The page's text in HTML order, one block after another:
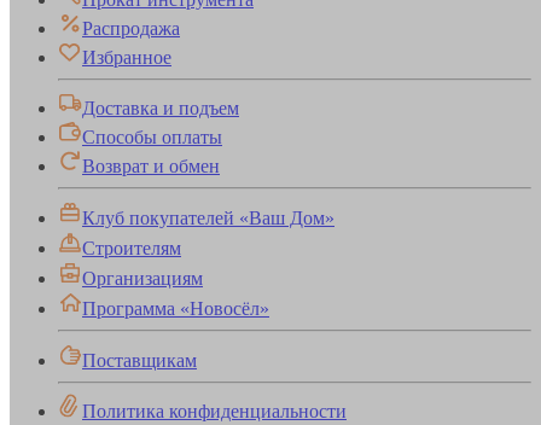
Распродажа
Избранное
Доставка и подъем
Способы оплаты
Возврат и обмен
Клуб покупателей «Ваш Дом»
Строителям
Организациям
Программа «Новосёл»
Поставщикам
Политика конфиденциальности